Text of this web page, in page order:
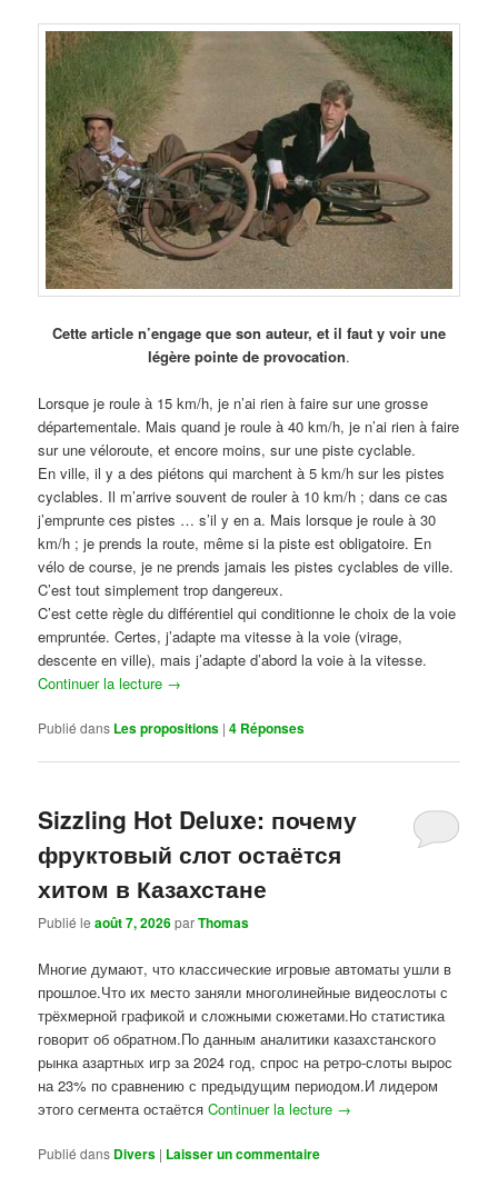
Cette article n’engage que son auteur, et il faut y voir une
légère pointe de provocation.
Lorsque je roule à 15 km/h, je n’ai rien à faire sur une grosse
départementale. Mais quand je roule à 40 km/h, je n’ai rien à faire
sur une véloroute, et encore moins, sur une piste cyclable.
En ville, il y a des piétons qui marchent à 5 km/h sur les pistes
cyclables. Il m’arrive souvent de rouler à 10 km/h ; dans ce cas
j’emprunte ces pistes … s’il y en a. Mais lorsque je roule à 30
km/h ; je prends la route, même si la piste est obligatoire. En
vélo de course, je ne prends jamais les pistes cyclables de ville.
C’est tout simplement trop dangereux.
C’est cette règle du différentiel qui conditionne le choix de la voie
empruntée. Certes, j’adapte ma vitesse à la voie (virage,
descente en ville), mais j’adapte d’abord la voie à la vitesse.
Continuer la lecture →
Publié dans Les propositions |4 Réponses
Sizzling Hot Deluxe: почему
фруктовый слот остаётся
хитом в Казахстане
Publié leaoût 7, 2026parThomas
Многие думают, что классические игровые автоматы ушли в
прошлое.Что их место заняли многолинейные видеослоты с
трёхмерной графикой и сложными сюжетами.Но статистика
говорит об обратном.По данным аналитики казахстанского
рынка азартных игр за 2024 год, спрос на ретро-слоты вырос
на 23% по сравнению с предыдущим периодом.И лидером
этого сегмента остаётсяContinuer la lecture →
Publié dans Divers | Laisser un commentaire